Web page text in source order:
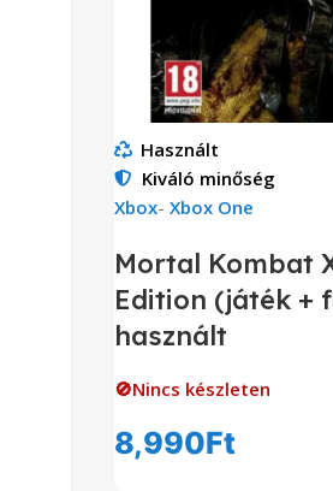
Használt
Kiváló minőség
Xbox- Xbox One
Mortal Kombat
Edition (játék +
használt
🚫Nincs készleten
8,990Ft